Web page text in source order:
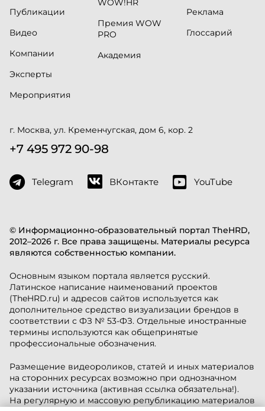
© Информационно-образовательный портал TheHRD,
2012–2026 г. Все права защищены. Материалы ресурса
являются собственностью компании.
Основным языком портала является русский.
Латинское написание наименований проектов
(TheHRD.ru) и адресов сайтов используется как
дополнительное средство визуализации брендов в
соответствии с ФЗ № 53-ФЗ. Отдельные иностранные
термины используются как общепринятые
профессиональные обозначения.
Размещение видеороликов, статей и иных материалов
на сторонних ресурсах возможно при однозначном
указании источника (активная ссылка обязательна!).
На регулярную и массовую републикацию материалов
Публикации
Видео
Компании
Эксперты
Мероприятия
WOW!HR
Премия WOW
PRO
Академия
Реклама
Глоссарий
г. Москва, ул. Кременчугская, дом 6, кор. 2
+7 495 972 90-98
Telegram ВКонтакте YouTube